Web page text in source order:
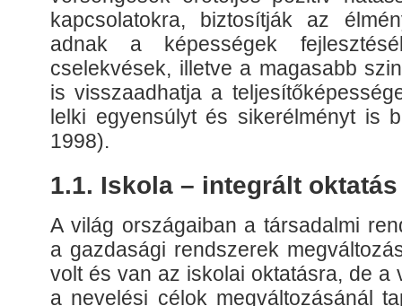
kapcsolatokra, biztosítják az
adnak a képességek
cselekvések, illetve a magasabb
is visszaadhatja a
lelki egyensúlyt és sikerélményt is
1998).
1.1. Iskola – integrált
A világ országaiban a társadalmi
a gazdasági rendszerek
volt és van az iskolai oktatásra, de a
a nevelési célok megváltozásánál